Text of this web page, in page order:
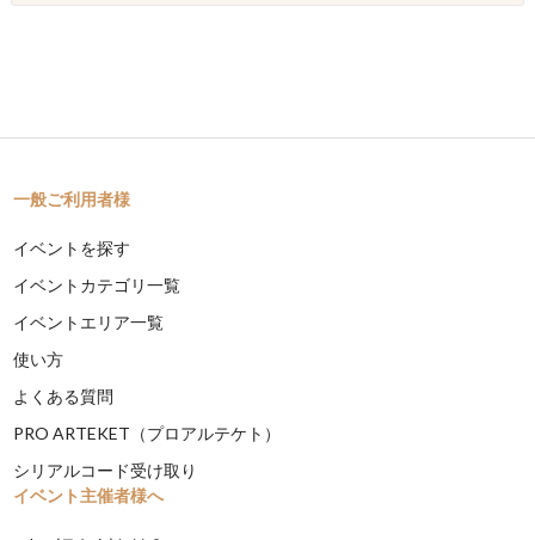
一般ご利用者様
イベントを探す
イベントカテゴリ一覧
イベントエリア一覧
使い方
よくある質問
PRO ARTEKET（プロアルテケト）
シリアルコード受け取り
イベント主催者様へ